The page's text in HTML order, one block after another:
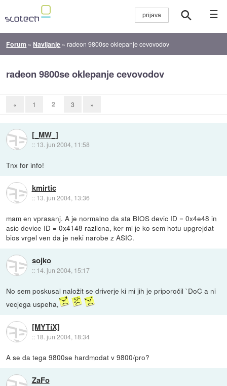
☰
Forum » Navijanje » radeon 9800se oklepanje cevovodov
radeon 9800se oklepanje cevovodov
« 1 2 3 »
[_MW_]
:: 13. jun 2004, 11:58
Tnx for info!
kmirtic
:: 13. jun 2004, 13:36
mam en vprasanj. A je normalno da sta BIOS devic ID = 0x4e48 in
asic device ID = 0x4148 razlicna, ker mi je ko sem hotu upgrejdat
bios vrgel ven da je neki narobe z ASIC.
sojko
:: 14. jun 2004, 15:17
No sem poskusal naložit se driverje ki mi jih je priporočil `DoC a ni
vecjega uspeha,
[MYTiX]
:: 18. jun 2004, 18:34
A se da tega 9800se hardmodat v 9800/pro?
ZaFo